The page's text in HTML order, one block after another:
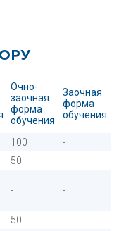
Очно-
заочная
форма
обучения
Заочная
форма
обучения
100
-
50
-
- -
50
-